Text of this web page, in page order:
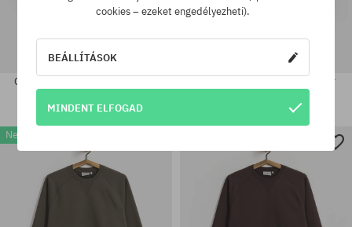
Elérhető méretek:
Carhartt WIP Carhartt HD Wmn
Kapucnis pulóver
40220 Ft
Carhartt WIP Carhartt Pulóver
New
cookies – ezeket engedélyezheti).
BEÁLLÍTÁSOK
MINDENT ELFOGAD